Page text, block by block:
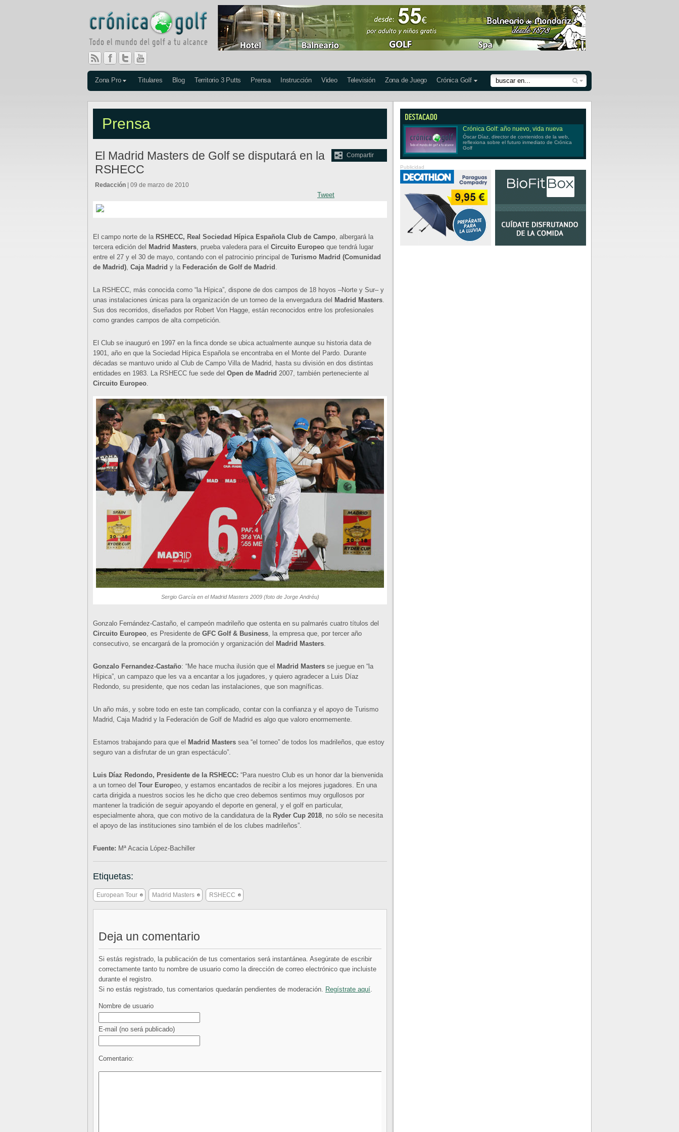
Zona Pro Titulares Blog Territorio 3 Putts Prensa Instrucción Video Televisión Zona de Juego Crónica Golf
Prensa
Compartir
El Madrid Masters de Golf se disputará en la
RSHECC
Tweet
Redacción | 09 de marzo de 2010
El campo norte de la RSHECC, Real Sociedad Hípica Española Club de Campo, albergará la
tercera edición del Madrid Masters, prueba valedera para el Circuito Europeo que tendrá lugar
entre el 27 y el 30 de mayo, contando con el patrocinio principal de Turismo Madrid (Comunidad
de Madrid), Caja Madrid y la Federación de Golf de Madrid .
La RSHECC, más conocida como “la Hípica”, dispone de dos campos de 18 hoyos –Norte y Sur– y
unas instalaciones únicas para la organización de un torneo de la envergadura del Madrid Masters.
Sus dos recorridos, diseñados por Robert Von Hagge, están reconocidos entre los profesionales
como grandes campos de alta competición.
El Club se inauguró en 1997 en la finca donde se ubica actualmente aunque su historia data de
1901, año en que la Sociedad Hípica Española se encontraba en el Monte del Pardo. Durante
décadas se mantuvo unido al Club de Campo Villa de Madrid, hasta su división en dos distintas
entidades en 1983. La RSHECC fue sede del Open de Madrid 2007, también perteneciente al
Circuito Europeo.
Sergio García en el Madrid Masters 2009 (foto de Jorge Andréu)
Gonzalo Fernández-Castaño, el campeón madrileño que ostenta en su palmarés cuatro títulos del
Circuito Europeo, es Presidente de GFC Golf & Business, la empresa que, por tercer año
consecutivo, se encargará de la promoción y organización del Madrid Masters.
Gonzalo Fernandez-Castaño: “Me hace mucha ilusión que el Madrid Masters se juegue en “la
Hípica”, un campazo que les va a encantar a los jugadores, y quiero agradecer a Luis Díaz
Redondo, su presidente, que nos cedan las instalaciones, que son magníficas.
Un año más, y sobre todo en este tan complicado, contar con la confianza y el apoyo de Turismo
Madrid, Caja Madrid y la Federación de Golf de Madrid es algo que valoro enormemente.
Estamos trabajando para que el Madrid Masters sea “el torneo” de todos los madrileños, que estoy
seguro van a disfrutar de un gran espectáculo”.
Luis Díaz Redondo, Presidente de la RSHECC: “Para nuestro Club es un honor dar la bienvenida
a un torneo del Tour Europeo, y estamos encantados de recibir a los mejores jugadores. En una
carta dirigida a nuestros socios les he dicho que creo debemos sentirnos muy orgullosos por
mantener la tradición de seguir apoyando el deporte en general, y el golf en particular,
especialmente ahora, que con motivo de la candidatura de la Ryder Cup 2018, no sólo se necesita
el apoyo de las instituciones sino también el de los clubes madrileños”.
Fuente: Mª Acacia López-Bachiller
Etiquetas:
European Tour Madrid Masters RSHECC
Deja un comentario
Si estás registrado, la publicación de tus comentarios será instantánea. Asegúrate de escribir
correctamente tanto tu nombre de usuario como la dirección de correo electrónico que incluiste
durante el registro.
Si no estás registrado, tus comentarios quedarán pendientes de moderación. Regístrate aquí.
Nombre de usuario
E-mail (no será publicado)
Comentario:
Crónica Golf: año nuevo, vida nueva
Óscar Díaz, director de contenidos de la web,
reflexiona sobre el futuro inmediato de Crónica
Golf
Publicidad